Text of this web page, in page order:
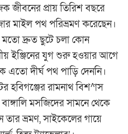
জীবনের প্রায় তিরিশ বছরে
মাইল পথ পরিভ্রমণ করেছেন।
দ্রুত ছুটে চলা কোন
ইঞ্জিনের যুগ শুরু হওয়ার আগে
এতো দীর্ঘ পথ পাড়ি দেননি।
হবিগঞ্জের রামনাথ বিশ^াস
বাঙ্গালি মসজিদের সামনে থেকে
ভ্রমণ, সাইকেলের গায়ে